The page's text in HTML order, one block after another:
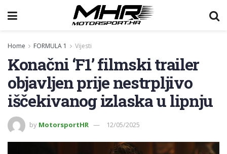
Home FORMULA 1 Vijesti
Konačni ‘F1’ filmski trailer
objavljen prije nestrpljivo
iščekivanog izlaska u lipnju
by MotorsportHR 12/05/2025